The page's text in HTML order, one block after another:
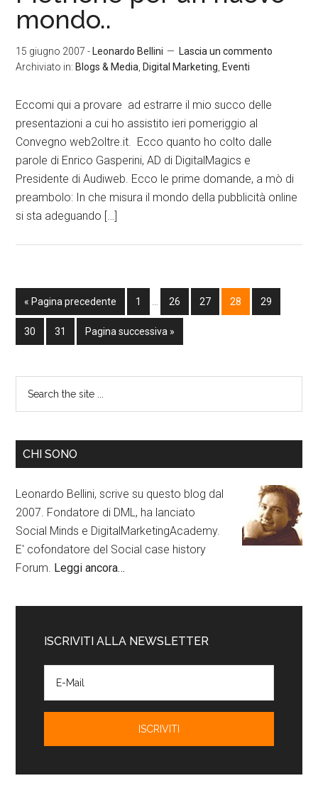
mondo..
15 giugno 2007 - Leonardo Bellini
Lascia un commento
Archiviato in: Blogs & Media Digital Marketing Eventi
Eccomi qui a provare ad estrarre il mio succo delle
presentazioni a cui ho assistito ieri pomeriggio al
Convegno web2oltre.it. Ecco quanto ho colto dalle
parole di Enrico Gasperini, AD di DigitalMagics e
Presidente di Audiweb. Ecco le prime domande, a mò di
preambolo: In che misura il mondo della pubblicità online
si sta adeguando […]
« Pagina precedente 1 26 27 28 29
30 31 Pagina successiva »
CHI SONO
Leonardo Bellini, scrive su questo blog dal
2007. Fondatore di DML, ha lanciato
Social Minds e DigitalMarketingAcademy.
E' cofondatore del Social case history
Forum. Leggi ancora…
ISCRIVITI ALLA NEWSLETTER